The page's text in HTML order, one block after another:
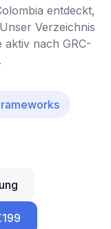
entdeckt,
Verzeichnis
aktiv nach GRC-